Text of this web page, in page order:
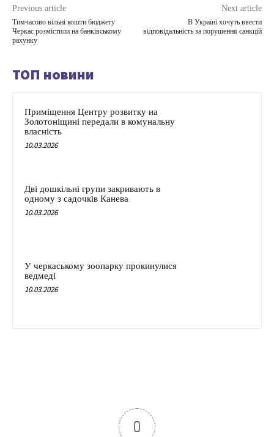
Previous article
Тимчасово вільні кошти бюджету
Черкас розмістили на банківському
рахунку
Next article
В Україні хочуть ввести
відповідальність за порушення санкцій
ТОП новини
Приміщення Центру розвитку на
Золотоніщині передали в комунальну
власність
10.03.2026
Дві дошкільні групи закривають в
одному з садочків Канева
10.03.2026
У черкаському зоопарку прокинулися
ведмеді
10.03.2026
0